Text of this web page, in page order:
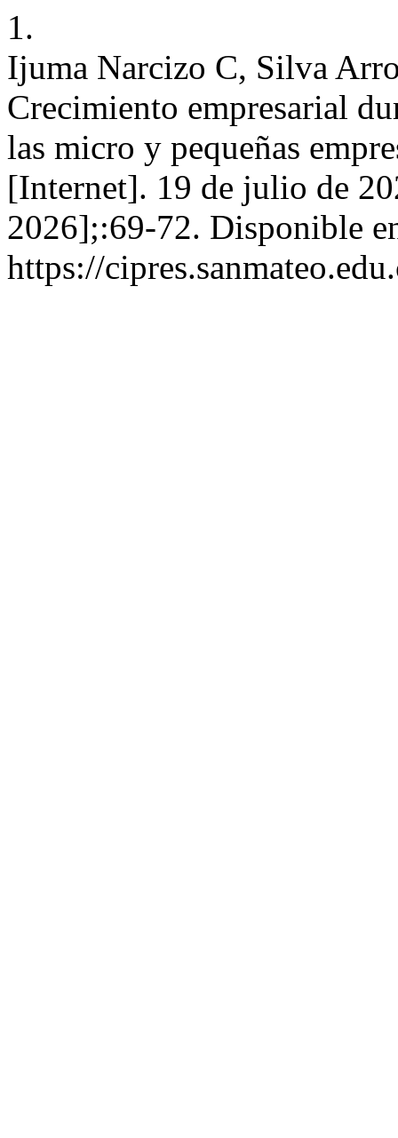
1.
Ijuma Narcizo C, Silva
Crecimiento empresarial
las micro y pequeñas
[Internet]. 19 de julio de
2026];:69-72. Disponible
https://